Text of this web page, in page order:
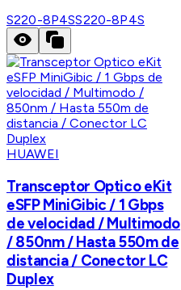
S220-8P4SS220-8P4S
HUAWEI
Transceptor Optico eKit
eSFP MiniGibic / 1 Gbps
de velocidad / Multimodo
/ 850nm / Hasta 550m de
distancia / Conector LC
Duplex